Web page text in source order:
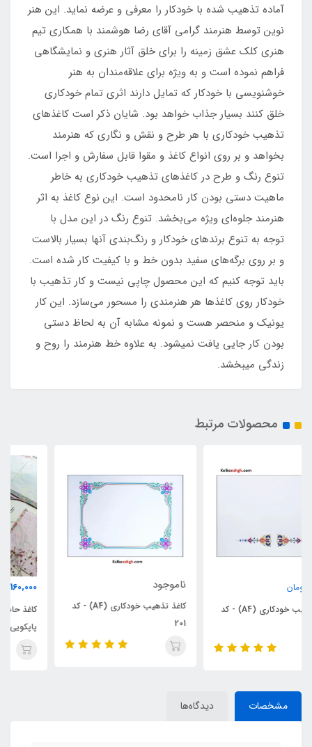
آماده تذهیب شده با خودکار را معرفی و عرضه نماید. این هنر
نوین توسط هنرمند گرامی آقای رضا هوشمند با همکاری تیم
هنری کلک عشق زمینه را برای خلق آثار هنری و نمایشگاهی
فراهم نموده است و به ویژه برای علاقه‌مندان به هنر
خوشنویسی با خودکار که تمایل دارند اثری تمام خودکاری
خلق کنند بسیار جذاب خواهد بود. شایان ذکر است کاغذهای
تذهیب خودکاری با هر طرح و نقش و نگاری که هنرمند
بخواهد و بر روی انواع کاغذ و مقوا قابل سفارش و اجرا است.
تنوع رنگ و طرح در کاغذهای تذهیب خودکاری به خاطر
ماهیت دستی بودن کار نامحدود است. این نوع کاغذ به اثر
هنرمند جلوه‌ای ویژه می‌بخشد. تنوع رنگ در این مدل با
توجه به تنوع برندهای خودکار و رنگ‌بندی آنها بسیار بالاست
و بر روی برگه‌های سفید بدون خط و با کیفیت کار شده است.
باید توجه کنیم که این محصول چاپی نیست و کار تذهیب با
خودکار روی کاغذها هر هنرمندی را مسحور می‌سازد. این کار
یونیک و منحصر هست و نمونه مشابه آن به لحاظ دستی
بودن کار جایی یافت نمی‏شود. به علاوه خط هنرمند را روح و
زندگی می‏بخشد.
محصولات مرتبط
کاغذ تذهیب خودکاری (A4) - کد
کاغذ حاشیه گلدار ابروباد نگاره (سایز
مشخصات دیدگاه‌ها